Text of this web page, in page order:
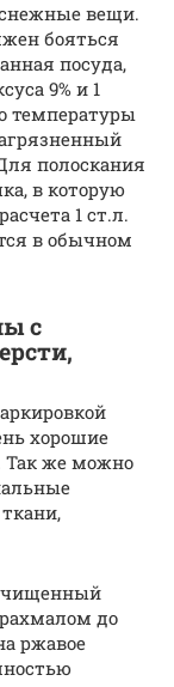
вещи.
бояться
посуда,
9% и 1
температуры
полоскания
в которую
1 ст.л.
в обычном
с
хорошие
Так же можно
до
ржавое